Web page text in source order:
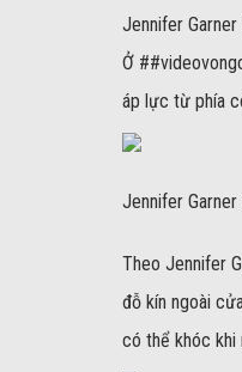
Jennifer
Ở
áp lực từ phía
Jennifer
Theo Jennifer
đỗ kín ngoài
có thể khóc khi